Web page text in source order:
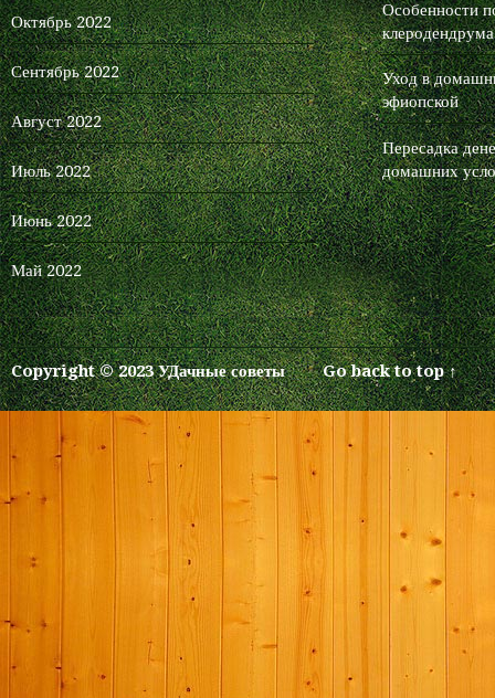
отзывы о визите к вам;
— Включает в себя сервис
чаевых.
Для новых пользователей
первый месяц бесплатно.
Зарегистрироваться в сервисе
Октябрь 2022
Сентябрь 2022
Август 2022
Июль 2022
Июнь 2022
Май 2022
Особенности
Уход в
эфиопской
Пересадка
домашних
Copyright © 2023 УДачные советы Go back to top ↑